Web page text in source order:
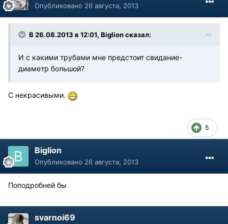
Опубликовано 26 августа, 2013
В 26.08.2013 в 12:01, Biglion сказал:
И с какими трубами мне предстоит свидание-
диаметр большой?
С некрасивыми.
5
Biglion
Опубликовано 26 августа, 2013
Поподробней бы
svarnoi69